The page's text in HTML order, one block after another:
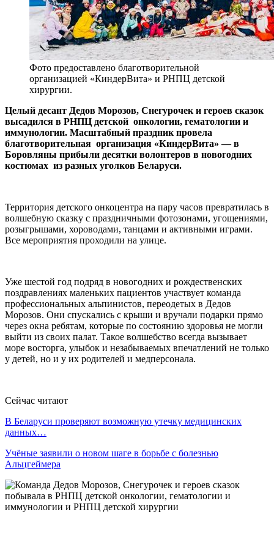
Фото предоставлено благотворительной
организацией «КиндерВита» и РНПЦ детской
хирургии.
Целый десант Дедов Морозов, Снегурочек и героев сказок
высадился в РНПЦ детской онкологии, гематологии и
иммунологии. Масштабный праздник провела
благотворительная организация «КиндерВита» — в
Боровляны прибыли десятки волонтеров в новогодних
костюмах из разных уголков Беларуси.
Территория детского онкоцентра на пару часов превратилась в
волшебную сказку с праздничными фотозонами, угощениями,
розыгрышами, хороводами, танцами и активными играми.
Все мероприятия проходили на улице.
Уже шестой год подряд в новогодних и рождественских
поздравлениях маленьких пациентов участвует команда
профессиональных альпинистов, переодетых в Дедов
Морозов. Они спускались с крыши и вручали подарки прямо
через окна ребятам, которые по состоянию здоровья не могли
выйти из своих палат. Такое волшебство всегда вызывает
море восторга, улыбок и незабываемых впечатлений не только
у детей, но и у их родителей и медперсонала.
Сейчас читают
В Беларуси проверяют возможную утечку медицинских
данных…
Учёные заявили о новом шаге в борьбе с болезнью
Альцгеймера